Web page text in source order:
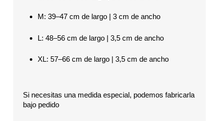
M: 39–47 cm de largo | 3 cm de ancho
L: 48–56 cm de largo | 3,5 cm de ancho
XL: 57–66 cm de largo | 3,5 cm de ancho
Si necesitas una medida especial, podemos fabricarla
bajo pedido